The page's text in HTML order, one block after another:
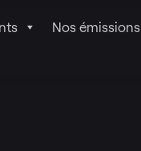
Nos émissions